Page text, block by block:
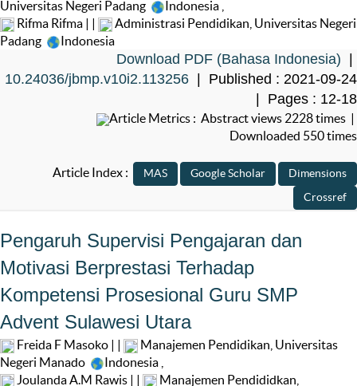
Universitas Negeri Padang
Indonesia
Rifma Rifma | |
Administrasi Pendidikan, Universitas Negeri
Padang
Indonesia
Download PDF (Bahasa Indonesia) |
10.24036/jbmp.v10i2.113256 | Published : 2021-09-24
| Pages : 12-18
Article Metrics : Abstract views 2228 times |
Downloaded 550 times
Article Index :
Pengaruh Supervisi Pengajaran dan
Motivasi Berprestasi Terhadap
Kompetensi Prosesional Guru SMP
Advent Sulawesi Utara
Freida F Masoko | |
Manajemen Pendidikan, Universitas
Negeri Manado
Indonesia
Joulanda A.M Rawis | |
Manajemen Pendididkan,